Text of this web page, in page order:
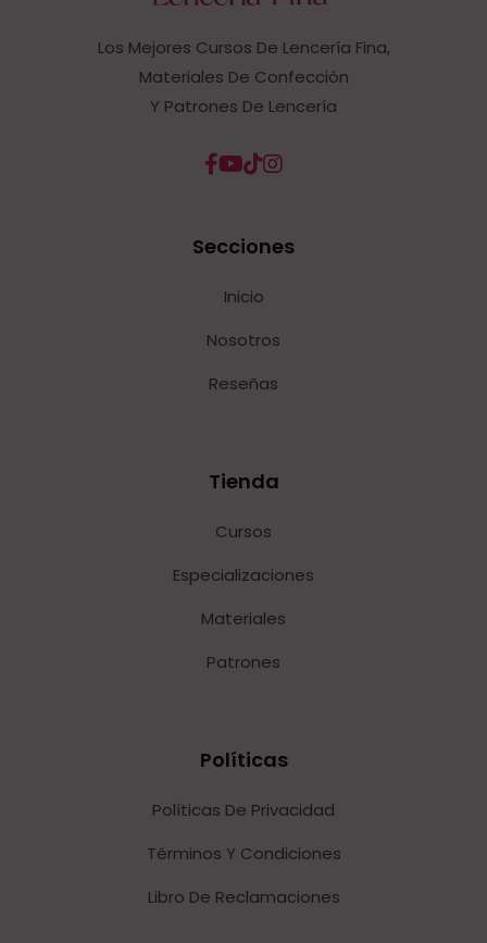
Los Mejores Cursos De Lencería Fina,
Materiales De Confección
Y Patrones De Lencería
Secciones
Inicio
Nosotros
Reseñas
Tienda
Cursos
Especializaciones
Materiales
Patrones
Políticas
Políticas De Privacidad
Términos Y Condiciones
Libro De Reclamaciones